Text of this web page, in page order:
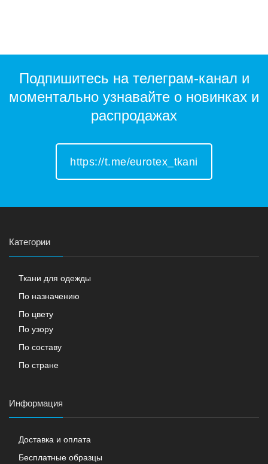
Подпишитесь на телеграм-канал и
моментально узнавайте о новинках и
распродажах
https://t.me/eurotex_tkani
Категории
Ткани для одежды
По назначению
По цвету
По узору
По составу
По стране
Информация
Доставка и оплата
Бесплатные образцы